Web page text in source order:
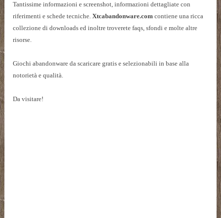
Tantissime informazioni e screenshot, informazioni dettagliate con
riferimenti e schede tecniche.Xtcabandonware.com contiene una ricca
collezione di downloads ed inoltre troverete faqs, sfondi e molte altre
risorse.
Giochi abandonware da scaricare gratis e selezionabili in base alla
notorietà e qualità.
Da visitare!